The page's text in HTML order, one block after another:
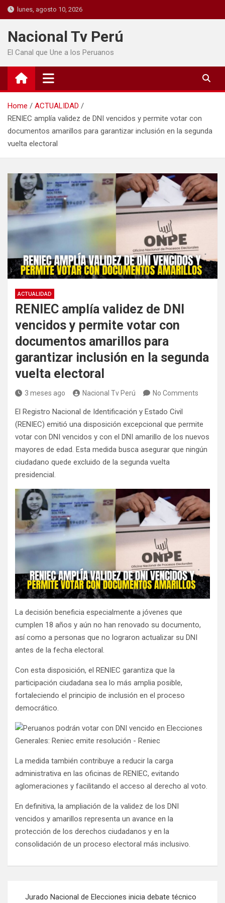
lunes, agosto 10, 2026
Nacional Tv Perú
El Canal que Une a los Peruanos
Home
ACTUALIDAD
RENIEC amplía validez de DNI vencidos y permite votar con
documentos amarillos para garantizar inclusión en la segunda
vuelta electoral
ACTUALIDAD
RENIEC amplía validez de DNI
vencidos y permite votar con
documentos amarillos para
garantizar inclusión en la segunda
vuelta electoral
3 meses ago Nacional Tv Perú No Comments
El Registro Nacional de Identificación y Estado Civil
(RENIEC) emitió una disposición excepcional que permite
votar con DNI vencidos y con el DNI amarillo de los nuevos
mayores de edad. Esta medida busca asegurar que ningún
ciudadano quede excluido de la segunda vuelta
presidencial.
La decisión beneficia especialmente a jóvenes que
cumplen 18 años y aún no han renovado su documento,
así como a personas que no lograron actualizar su DNI
antes de la fecha electoral.
Con esta disposición, el RENIEC garantiza que la
participación ciudadana sea lo más amplia posible,
fortaleciendo el principio de inclusión en el proceso
democrático.
La medida también contribuye a reducir la carga
administrativa en las oficinas de RENIEC, evitando
aglomeraciones y facilitando el acceso al derecho al voto.
En definitiva, la ampliación de la validez de los DNI
vencidos y amarillos representa un avance en la
protección de los derechos ciudadanos y en la
consolidación de un proceso electoral más inclusivo.
Jurado Nacional de Elecciones inicia debate técnico